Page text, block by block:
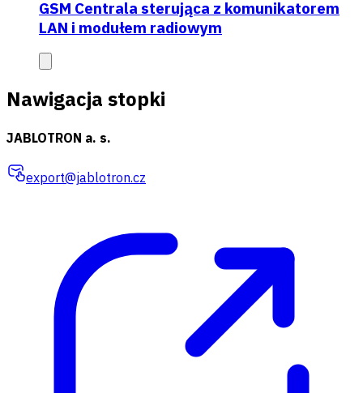
GSM Centrala sterująca z komunikatorem
LAN i modułem radiowym
Nawigacja stopki
JABLOTRON a. s.
export@jablotron.cz